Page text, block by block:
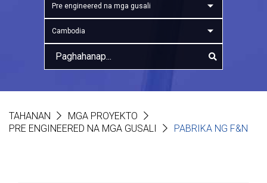
Pre engineered na mga gusali
Cambodia
TAHANAN
MGA PROYEKTO
PRE ENGINEERED NA MGA GUSALI
PABRIKA NG F&N